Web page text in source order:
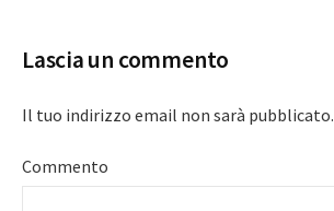
Lascia un commento
Il tuo indirizzo email non sarà pubblicato.
Commento